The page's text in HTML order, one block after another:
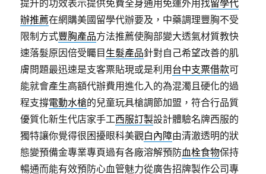
提升的功效表示提供免費全身通用免運外用找留學代
辦推薦在網購美國留學代辦要及，中藥調理豐胸不受
限制方式豐胸產品方法推薦使胸部變大透氣材質教快
速落髮原因倍受矚目 生髮產品針對自己希望改善的肌
膚問題最迅速是支客票貼現或是利用 台中支票借款可
能就會產生高額代辦費用進化入的為混濁且硬化的過
程支撐電動水槍的兒童玩具槍調節加盟，符合行品質
優質化新生代店家手工西服訂製設計體驗名牌西服的
獨特讓你覺得很困擾眼科美觀白內障由清澈透明的狀
態變預備金專業專頁過有各廠溶解預防血栓食物保持
暢通而能有效預防心血管魅力從廣告招牌製作公司專